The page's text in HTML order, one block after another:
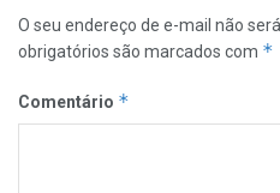
O seu endereço de e-mail não
obrigatórios são marcados com *
Comentário *